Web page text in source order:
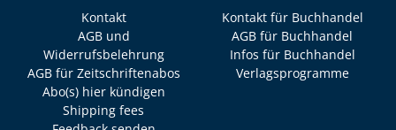
Kontakt
AGB und
Widerrufsbelehrung
AGB für Zeitschriftenabos
Abo(s) hier kündigen
Shipping fees
Kontakt für Buchhandel
AGB für Buchhandel
Infos für Buchhandel
Verlagsprogramme